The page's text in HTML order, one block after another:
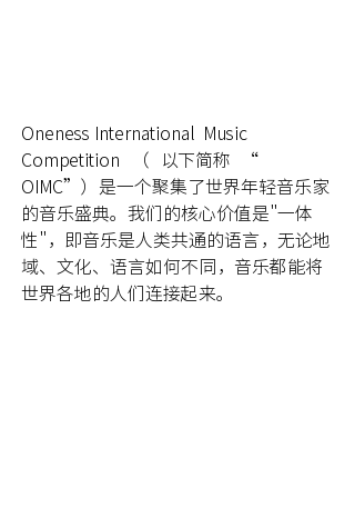
Oneness International  Music
Competition（     以下简称“
OIMC”）是一个聚集了世界年轻音乐家
的音乐盛典。我们的核心价值是"一体
性"，即音乐是人类共通的语言，无论地
域、文化、语言如何不同，音乐都能将
世界各地的人们连接起来。